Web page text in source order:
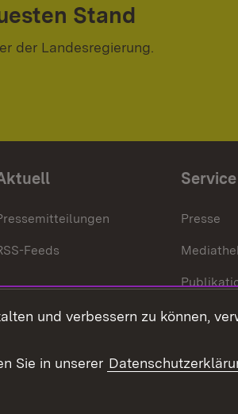
Stand
der Landesregierung.
Feeds
Service
Presse
Stellen
und verbessern zu können,
Sie in unserer